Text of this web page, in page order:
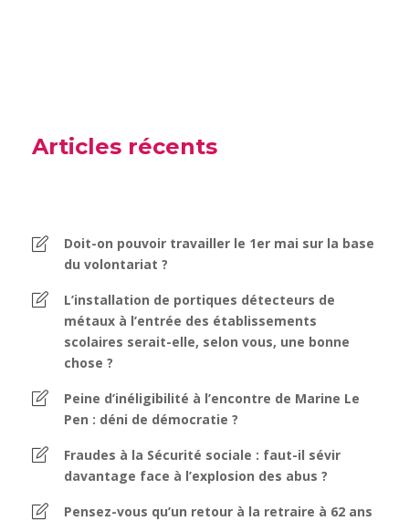
Articles récents
Doit-on pouvoir travailler le 1er mai sur la base
du volontariat ?
L’installation de portiques détecteurs de
métaux à l’entrée des établissements
scolaires serait-elle, selon vous, une bonne
chose ?
Peine d’inéligibilité à l’encontre de Marine Le
Pen : déni de démocratie ?
Fraudes à la Sécurité sociale : faut-il sévir
davantage face à l’explosion des abus ?
Pensez-vous qu’un retour à la retraire à 62 ans